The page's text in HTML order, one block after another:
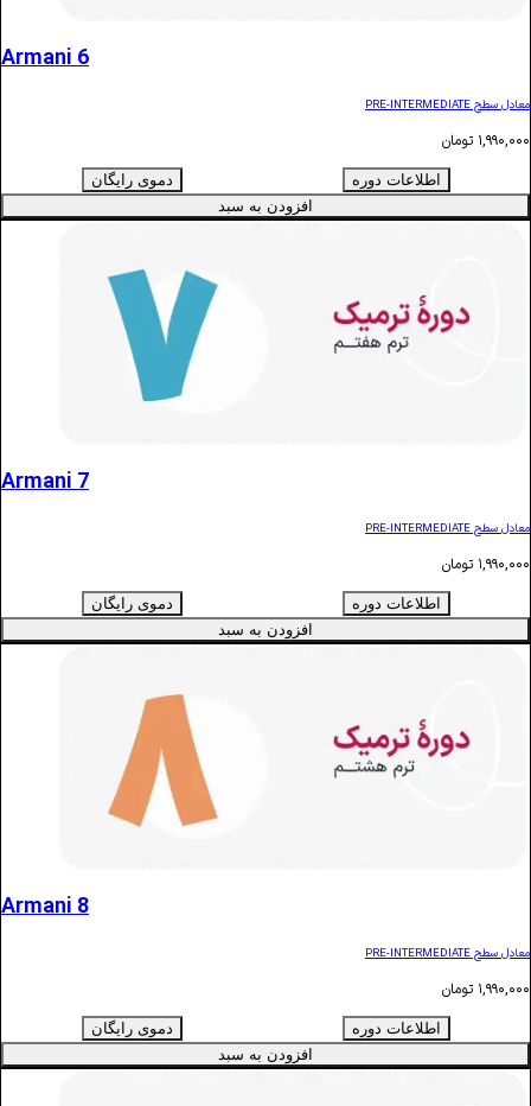
Armani 6
اطلاعات دوره
افزودن به سبد
Armani 7
اطلاعات دوره
افزودن به سبد
Armani 8
اطلاعات دوره
افزودن به سبد